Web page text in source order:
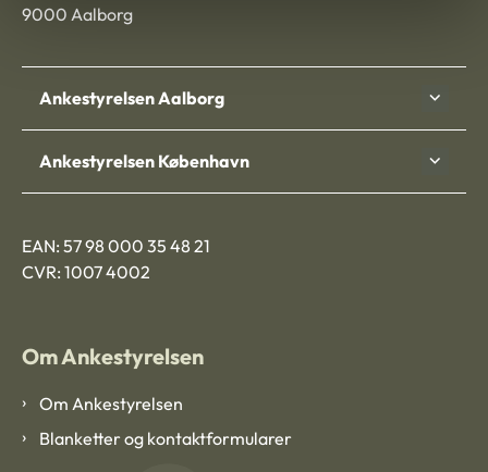
9000 Aalborg
Ankestyrelsen Aalborg
Ankestyrelsen København
EAN: 57 98 000 35 48 21
CVR: 1007 4002
Om Ankestyrelsen
Om Ankestyrelsen
Blanketter og kontaktformularer